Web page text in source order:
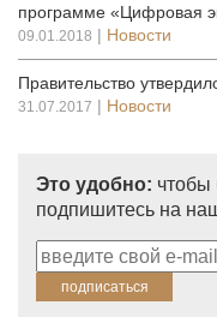
программе «Цифровая
09.01.2018 | Новости
Правительство
31.07.2017 | Новости
Это удобно: чтобы
подпишитесь на